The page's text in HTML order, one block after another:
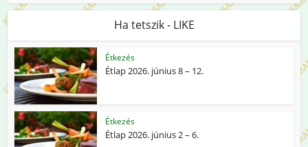
Ha tetszik - LIKE
Étkezés
Étlap 2026. június 8 – 12.
Étkezés
Étlap 2026. június 2 – 6.